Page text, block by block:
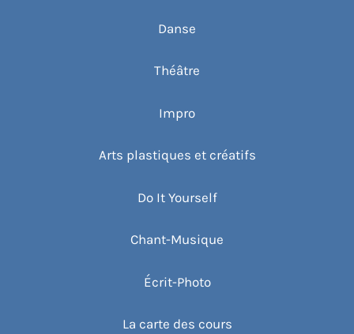
Danse
Théâtre
Impro
Arts plastiques et créatifs
Do It Yourself
Chant-Musique
Écrit-Photo
La carte des cours